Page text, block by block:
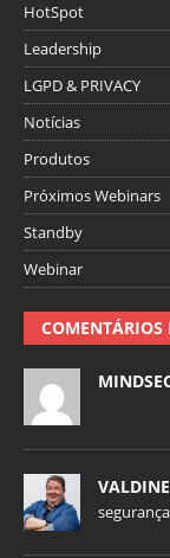
HotSpot
Leadership
LGPD & PRIVACY
Notícias
Produtos
Próximos Webinars
Standby
Webinar
COMENTÁRIOS
segurança